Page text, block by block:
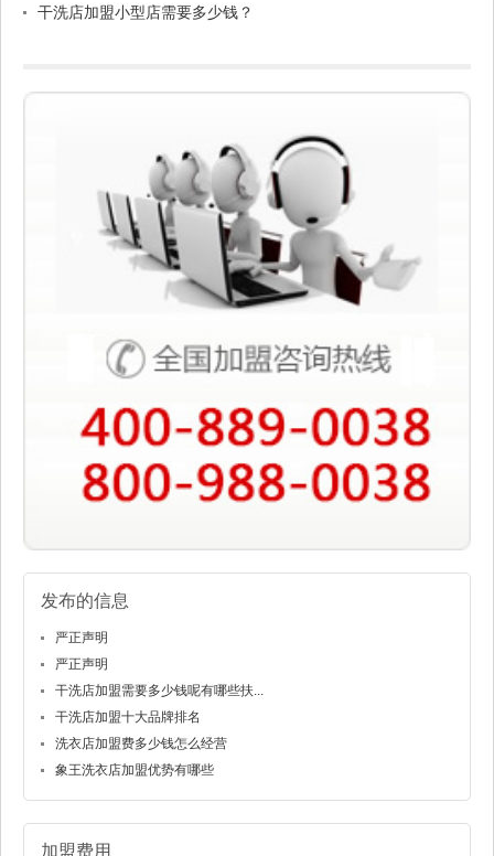
干洗店加盟小型店需要多少钱？
发布的信息
严正声明
严正声明
干洗店加盟需要多少钱呢有哪些扶...
干洗店加盟十大品牌排名
洗衣店加盟费多少钱怎么经营
象王洗衣店加盟优势有哪些
加盟费用